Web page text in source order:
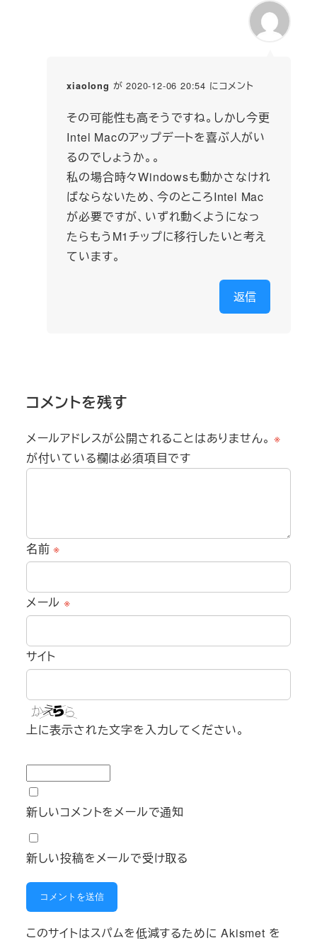
xiaolong が 2020-12-06 20:54 にコメント
その可能性も高そうですね。しかし今更
Intel Macのアップデートを喜ぶ人がい
るのでしょうか。。
私の場合時々Windowsも動かさなけれ
ばならないため、今のところIntel Mac
が必要ですが、いずれ動くようになっ
たらもうM1チップに移行したいと考え
ています。
返信
コメントを残す
メールアドレスが公開されることはありません。 ※
が付いている欄は必須項目です
名前※
メール ※
サイト
上に表示された文字を入力してください。
新しいコメントをメールで通知
新しい投稿をメールで受け取る
このサイトはスパムを低減するために Akismet を